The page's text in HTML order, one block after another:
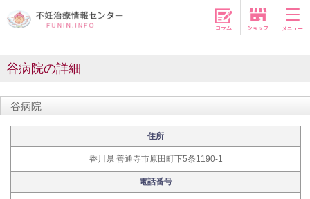
コラム
谷病院の詳細
谷病院
住所
香川県 善通寺市原田町下5条1190-1
電話番号